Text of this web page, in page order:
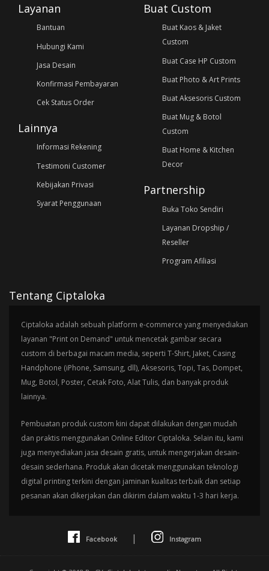
Layanan
Bantuan
Hubungi Kami
Jasa Desain
Konfirmasi Pembayaran
Cek Status Order
Lainnya
Informasi Rekening
Testimoni Customer
Kebijakan Privasi
Syarat Penggunaan
Buat Custom
Buat Kaos & Jaket
Custom
Buat Case HP Custom
Buat Photo & Art Prints
Buat Aksesoris Custom
Buat Mug & Botol
Custom
Buat Home & Kitchen
Decor
Partnership
Buka Toko Sendiri
Layanan Dropship /
Reseller
Program Afiliasi
Tentang Ciptaloka
Ciptaloka adalah sebuah platform e-commerce yang menyediakan
layanan "Print on Demand" untuk mencetak gambar secara
custom di berbagai macam media, seperti T-Shirt, Jaket, Casing
Handphone (iPhone, Samsung, dll), Aksesoris, Topi, Tas, Dompet,
Mug, Botol, Poster, Cetak Foto, Alat Tulis, dan banyak produk
lainnya.
Pembuatan produk custom kini dapat dilakukan dengan mudah
dan praktis menggunakan Online Editor Ciptaloka. Selain itu, kami
juga menyediakan jasa desain gratis, untuk mengerjakan desain-
desain sederhana. Produk akan dicetak menggunakan teknologi
digital printing terkini dengan jaminan kualitas terbaik dan setiap
pesanan akan dikerjakan dan dikirim dalam waktu 1-3 hari kerja.
Facebook | Instagram